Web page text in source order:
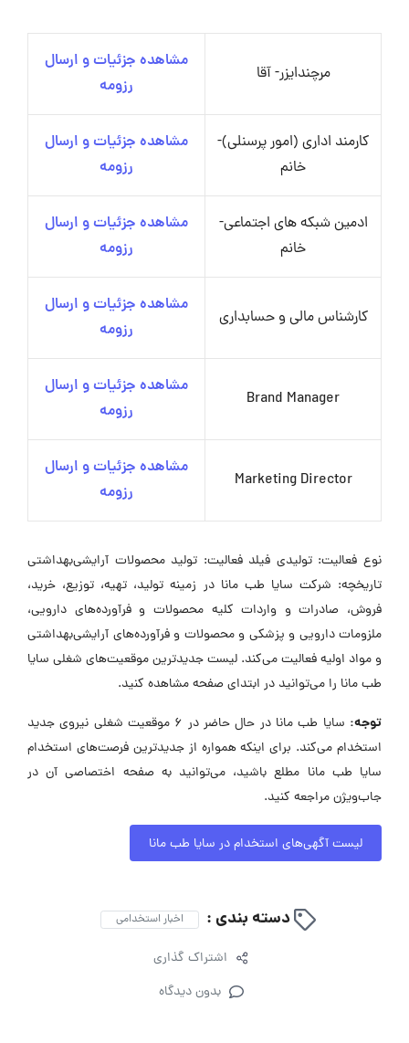
مرچندایزر- آقا
مشاهده جزئیات و ارسال
رزومه
کارمند اداری (امور پرسنلی)-
خانم
مشاهده جزئیات و ارسال
رزومه
ادمین شبکه های اجتماعی-
خانم
مشاهده جزئیات و ارسال
رزومه
کارشناس مالی و حسابداری
مشاهده جزئیات و ارسال
رزومه
Brand Manager
مشاهده جزئیات و ارسال
رزومه
Marketing Director
مشاهده جزئیات و ارسال
رزومه
نوع فعالیت: تولیدی فیلد فعالیت: تولید محصولات آرایشی‌بهداشتی
تاریخچه: شرکت سایا طب مانا در زمینه تولید، تهیه، توزیع، خرید،
فروش، صادرات و واردات کلیه محصولات و فرآورده‌های دارویی،
ملزومات دارویی و پزشکی و محصولات و فرآورده‌های آرایشی‌بهداشتی
و مواد اولیه فعالیت می‌کند. لیست جدیدترین موقعیت‌های شغلی سایا
طب مانا را می‌توانید در ابتدای صفحه مشاهده کنید.
توجه:
سایا طب مانا در حال حاضر در ۶ موقعیت شغلی نیروی جدید
استخدام می‌کند. برای اینکه همواره از جدیدترین فرصت‌های استخدام
سایا طب مانا مطلع باشید، می‌توانید به صفحه اختصاصی آن در
جاب‌ویژن مراجعه کنید.
لیست آگهی‌های استخدام در سایا طب مانا
دسته بندی : اخبار استخدامی
اشتراک گذاری
بدون دیدگاه